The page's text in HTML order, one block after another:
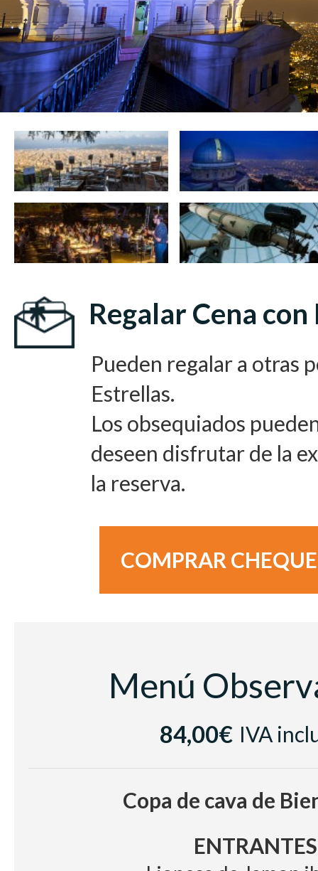
Regalar Cena
Pueden regalar a otras
Estrellas.
Los obsequiados
deseen disfrutar de la
la reserva.
COMPRAR
Menú
84,00€ IVA
Copa de cava de
ENTRANTES